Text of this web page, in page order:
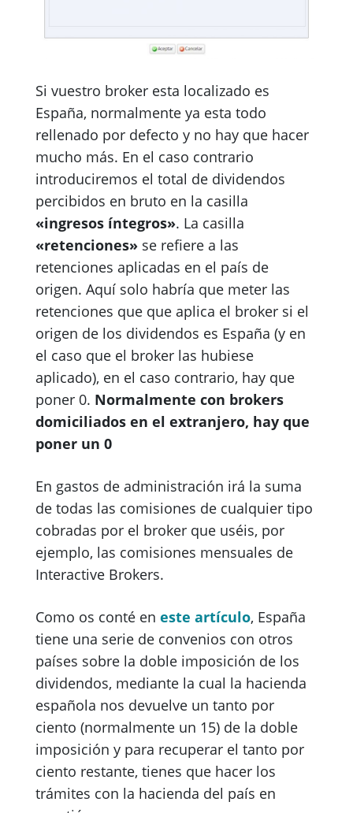
Si vuestro broker esta localizado es
España, normalmente ya esta todo
rellenado por defecto y no hay que hacer
mucho más. En el caso contrario
introduciremos el total de dividendos
percibidos en bruto en la casilla
«ingresos íntegros». La casilla
«retenciones» se refiere a las
retenciones aplicadas en el país de
origen. Aquí solo habría que meter las
retenciones que que aplica el broker si el
origen de los dividendos es España (y en
el caso que el broker las hubiese
aplicado), en el caso contrario, hay que
poner 0. Normalmente con brokers
domiciliados en el extranjero, hay que
poner un 0
En gastos de administración irá la suma
de todas las comisiones de cualquier tipo
cobradas por el broker que uséis, por
ejemplo, las comisiones mensuales de
Interactive Brokers.
Como os conté en este artículo, España
tiene una serie de convenios con otros
países sobre la doble imposición de los
dividendos, mediante la cual la hacienda
española nos devuelve un tanto por
ciento (normalmente un 15) de la doble
imposición y para recuperar el tanto por
ciento restante, tienes que hacer los
trámites con la hacienda del país en